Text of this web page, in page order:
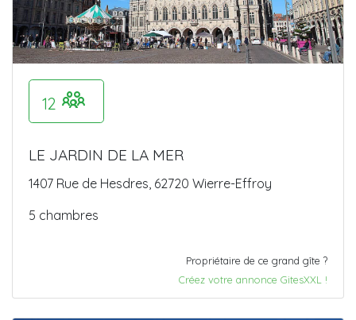
12
LE JARDIN DE LA MER
1407 Rue de Hesdres, 62720 Wierre-Effroy
5 chambres
Propriétaire de ce grand gîte ?
Créez votre annonce GitesXXL !